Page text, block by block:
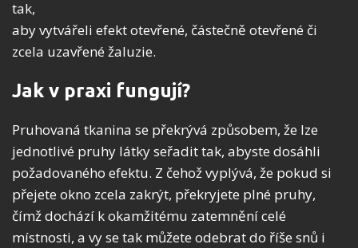
tak,
aby vytvářeli efekt otevřené, částečně otevřené či
zcela uzavřené žaluzie.
Jak v praxi fungují?
Pruhovaná tkanina se překrývá způsobem, že lze
jednotlivé pruhy látky seřadit tak, abyste dosáhli
požadovaného efektu. Z čehož vyplývá, že pokud si
přejete okno zcela zakrýt, překryjete plné pruhy,
čímž dochází k okamžitému zatemnění celé
místnosti, a vy se tak můžete odebrat do říše snů i